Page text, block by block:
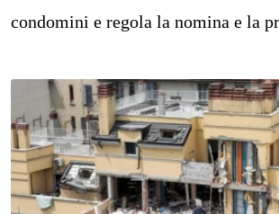
condomini e regola la nomina e la